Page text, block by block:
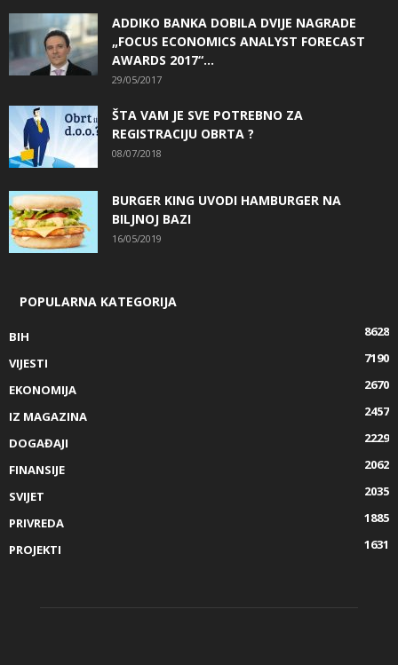
ADDIKO BANKA DOBILA DVIJE NAGRADE
„FOCUS ECONOMICS ANALYST FORECAST
AWARDS 2017“...
29/05/2017
ŠTA VAM JE SVE POTREBNO ZA
REGISTRACIJU OBRTA ?
08/07/2018
BURGER KING UVODI HAMBURGER NA
BILJNOJ BAZI
16/05/2019
POPULARNA KATEGORIJA
BIH
8628
VIJESTI
7190
EKONOMIJA
2670
IZ MAGAZINA
2457
DOGAĐAJI
2229
FINANSIJE
2062
SVIJET
2035
PRIVREDA
1885
PROJEKTI
1631